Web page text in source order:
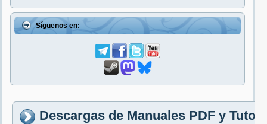
Síguenos en:
Descargas de Manuales PDF y